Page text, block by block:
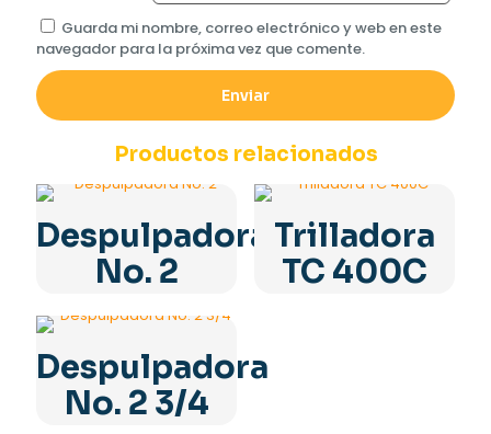
Guarda mi nombre, correo electrónico y web en este
navegador para la próxima vez que comente.
Productos relacionados
Despulpadora
No. 2
Trilladora
TC 400C
Despulpadora
No. 2 3/4